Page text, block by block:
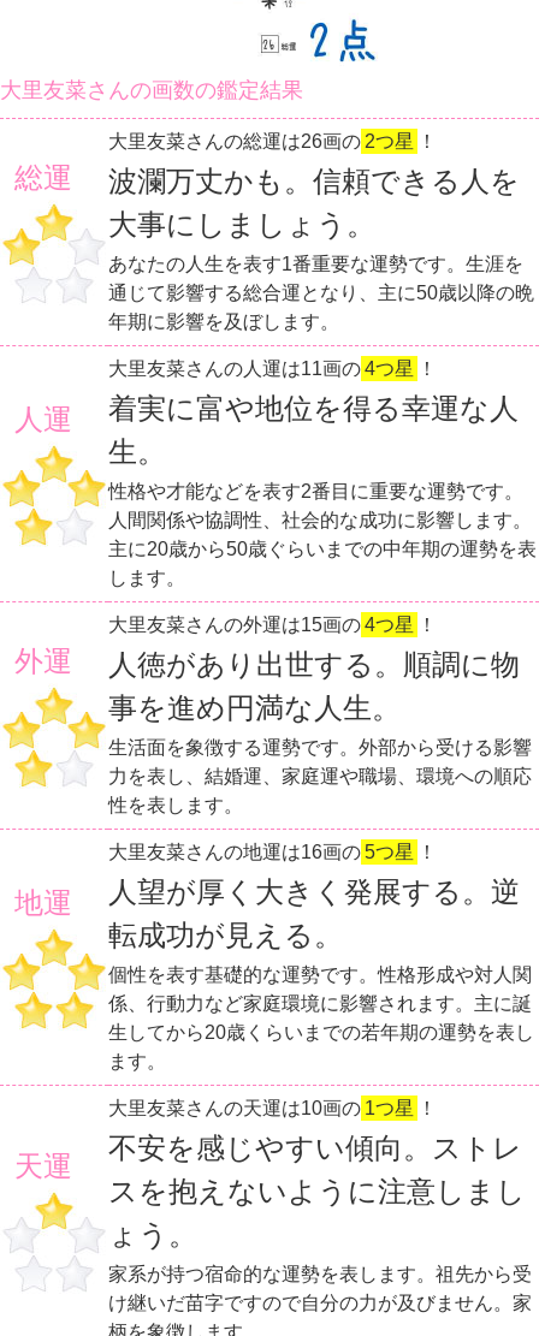
大里友菜さんの画数の鑑定結果
総運
大里友菜さんの総運は26画の 2つ星 ！
波瀾万丈かも。信頼できる人を
大事にしましょう。
あなたの人生を表す1番重要な運勢です。生涯を
通じて影響する総合運となり、主に50歳以降の晩
年期に影響を及ぼします。
人運
大里友菜さんの人運は11画の4つ星 ！
着実に富や地位を得る幸運な人
生。
性格や才能などを表す2番目に重要な運勢です。
人間関係や協調性、社会的な成功に影響します。
主に20歳から50歳ぐらいまでの中年期の運勢を表
します。
外運
大里友菜さんの外運は15画の4つ星 ！
人徳があり出世する。順調に物
事を進め円満な人生。
生活面を象徴する運勢です。外部から受ける影響
力を表し、結婚運、家庭運や職場、環境への順応
性を表します。
地運
大里友菜さんの地運は16画の5つ星 ！
人望が厚く大きく発展する。逆
転成功が見える。
個性を表す基礎的な運勢です。性格形成や対人関
係、行動力など家庭環境に影響されます。主に誕
生してから20歳くらいまでの若年期の運勢を表し
ます。
天運
大里友菜さんの天運は10画の 1つ星 ！
不安を感じやすい傾向。ストレ
スを抱えないように注意しまし
ょう。
家系が持つ宿命的な運勢を表します。祖先から受
け継いだ苗字ですので自分の力が及びません。家
柄を象徴します。